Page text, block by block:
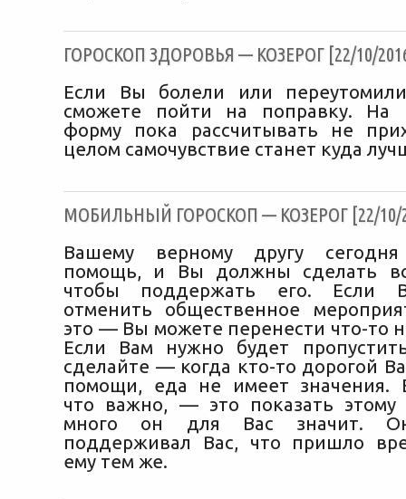
ГОРОСКОП ЗДОРОВЬЯ — КОЗЕРОГ [22/10/
Если Вы болели или
сможете пойти на поправку. На
форму пока рассчитывать не
целом самочувствие станет куда
МОБИЛЬНЫЙ ГОРОСКОП — КОЗЕРОГ [22/10/
Вашему верному другу сегодня
помощь, и Вы должны сделать
чтобы поддержать его. Если
отменить общественное
это — Вы можете перенести что-то
Если Вам нужно будет
сделайте — когда кто-то дорогой
помощи, еда не имеет значения.
что важно, — это показать этому
много он для Вас значит.
поддерживал Вас, что пришло
ему тем же.